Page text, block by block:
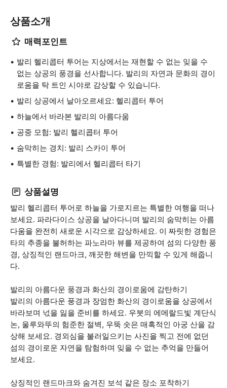
상품소개
매력포인트
발리 헬리콥터 투어는 지상에서는 재현할 수 없는 잊을 수
없는 상공의 풍경을 선사합니다. 발리의 자연과 문화의 경이
로움을 탁 트인 시야로 감상할 수 있습니다.
발리 상공에서 날아오르세요: 헬리콥터 투어
하늘에서 바라본 발리의 아름다움
공중 모험: 발리 헬리콥터 투어
숨막히는 경치: 발리 스카이 투어
특별한 경험: 발리에서 헬리콥터 타기
상품설명
발리 헬리콥터 투어로 하늘을 가로지르는 특별한 여행을 떠나
보세요. 파라다이스 상공을 날아다니며 발리의 숨막히는 아름
다움을 완전히 새로운 시각으로 감상하세요. 이 짜릿한 경험은
타의 추종을 불허하는 파노라마 뷰를 제공하여 섬의 다양한 풍
경, 상징적인 랜드마크, 깨끗한 해변을 만끽할 수 있게 해줍니
다.
발리의 아름다운 풍경과 화산의 경이로움에 감탄하기
발리의 아름다운 풍경과 장엄한 화산의 경이로움을 상공에서
바라보며 넋을 잃을 준비를 하세요. 우붓의 에메랄드빛 계단식
논, 울루와뚜의 험준한 절벽, 우뚝 솟은 매혹적인 아궁 산을 감
상해 보세요. 경외심을 불러일으키는 사진을 찍고 전에 없던
섬의 경이로운 자연을 탐험하며 잊을 수 없는 추억을 만들어
보세요.
상징적인 랜드마크와 숨겨진 보석 같은 장소 포착하기